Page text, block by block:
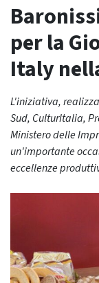
per la
Italy
L'iniziativa,
Sud, CulturItalia,
Ministero delle
un'importante
eccellenze